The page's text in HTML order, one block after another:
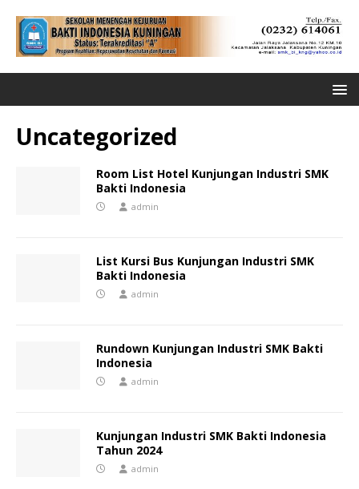
Uncategorized
Room List Hotel Kunjungan Industri SMK
Bakti Indonesia
admin
List Kursi Bus Kunjungan Industri SMK
Bakti Indonesia
admin
Rundown Kunjungan Industri SMK Bakti
Indonesia
admin
Kunjungan Industri SMK Bakti Indonesia
Tahun 2024
admin